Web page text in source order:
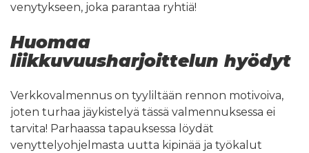
venytykseen, joka parantaa ryhtiä!
Huomaa
liikkuvuusharjoittelun hyödyt
Verkkovalmennus on tyyliltään rennon motivoiva,
joten turhaa jäykistelyä tässä valmennuksessa ei
tarvita! Parhaassa tapauksessa löydät
venyttelyohjelmasta uutta kipinää ja työkalut